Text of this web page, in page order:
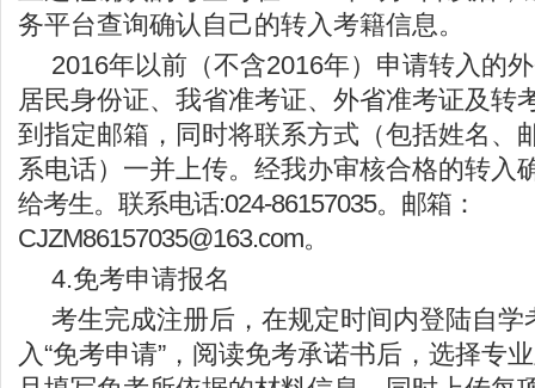
务平台查询确认自己的转入考籍信息。
2016年以前（不含2016年）申请转入的
居民身份证、我省准考证、外省准考证及转
到指定邮箱，同时将联系方式（包括姓名、
系电话）一并上传。经我办审核合格的转入
给考生。联系电话:024-86157035。邮箱：
CJZM86157035@163.com。
4.免考申请报名
考生完成注册后，在规定时间内登陆自学
入“免考申请”，阅读免考承诺书后，选择专